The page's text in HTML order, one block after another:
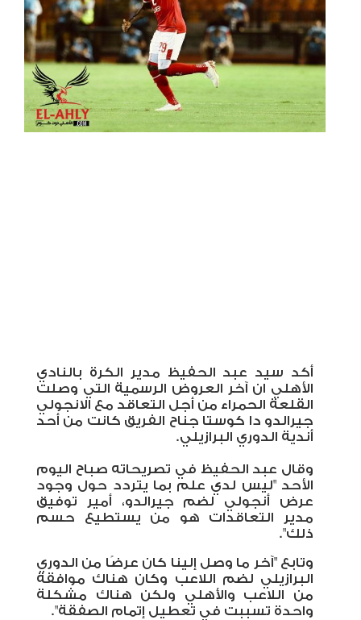
أكد سيد عبد الحفيظ مدير الكرة بالنادي
الأهلي ان آخر العروض الرسمية التي وصلت
القلعة الحمراء من أجل التعاقد مع الانجولي
جيرالدو دا كوستا جناح الفريق كانت من أحد
أندية الدوري البرازيلي.
وقال عبد الحفيظ في تصريحاته صباح اليوم
الأحد "ليس لدي علم بما يتردد حول وجود
عرض أنجولي لضم جيرالدو، أمير توفيق
مدير التعاقدات هو من يستطيع حسم
ذلك".
وتابع "آخر ما وصل إلينا كان عرضًا من الدوري
البرازيلي لضم اللاعب وكان هناك موافقة
من اللاعب والأهلي ولكن هناك مشكلة
واحدة تسببت في تعطيل إتمام الصفقة".